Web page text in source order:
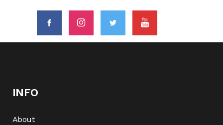
INFO
About